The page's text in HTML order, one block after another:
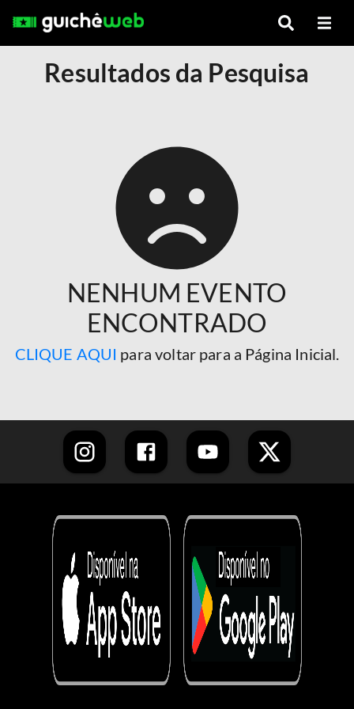
Resultados da Pesquisa
NENHUM EVENTO
ENCONTRADO
CLIQUE AQUI para voltar para a Página Inicial.